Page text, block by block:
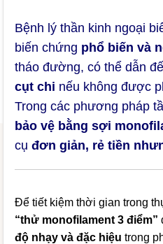
Bệnh lý thần kinh ngoại
biến chứng phổ biến và
tháo đường, có thể dẫn
cụt chi nếu không được
Trong các phương pháp
bảo vệ bằng sợi
cụđơn giản, rẻ tiền
Để tiết kiệm thời gian trong
“thử monofilament 3 điểm”
độ nhạy và đặc hiệu trong